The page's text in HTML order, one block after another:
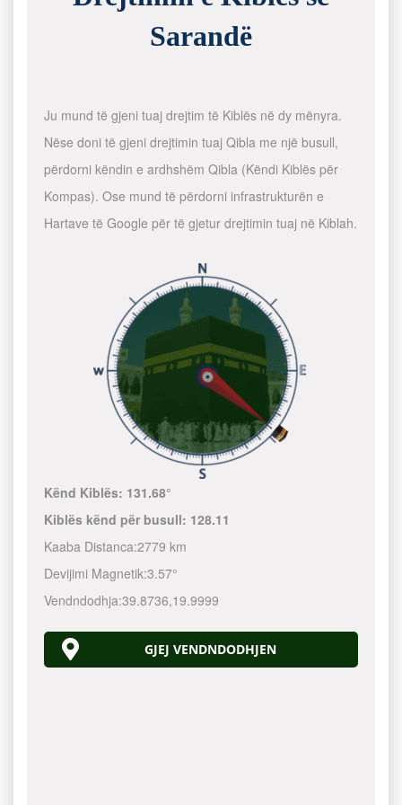
Sarandë
Ju mund të gjeni tuaj drejtim të Kiblës në dy mënyra.
Nëse doni të gjeni drejtimin tuaj Qibla me një busull,
përdorni këndin e ardhshëm Qibla (Këndi Kiblës për
Kompas). Ose mund të përdorni infrastrukturën e
Hartave të Google për të gjetur drejtimin tuaj në Kiblah.
Kënd Kiblës: 131.68°
Kiblës kënd për busull: 128.11
Kaaba Distanca:2779 km
Devijimi Magnetik:3.57°
Vendndodhja:39.8736,19.9999
GJEJ VENDNDODHJEN